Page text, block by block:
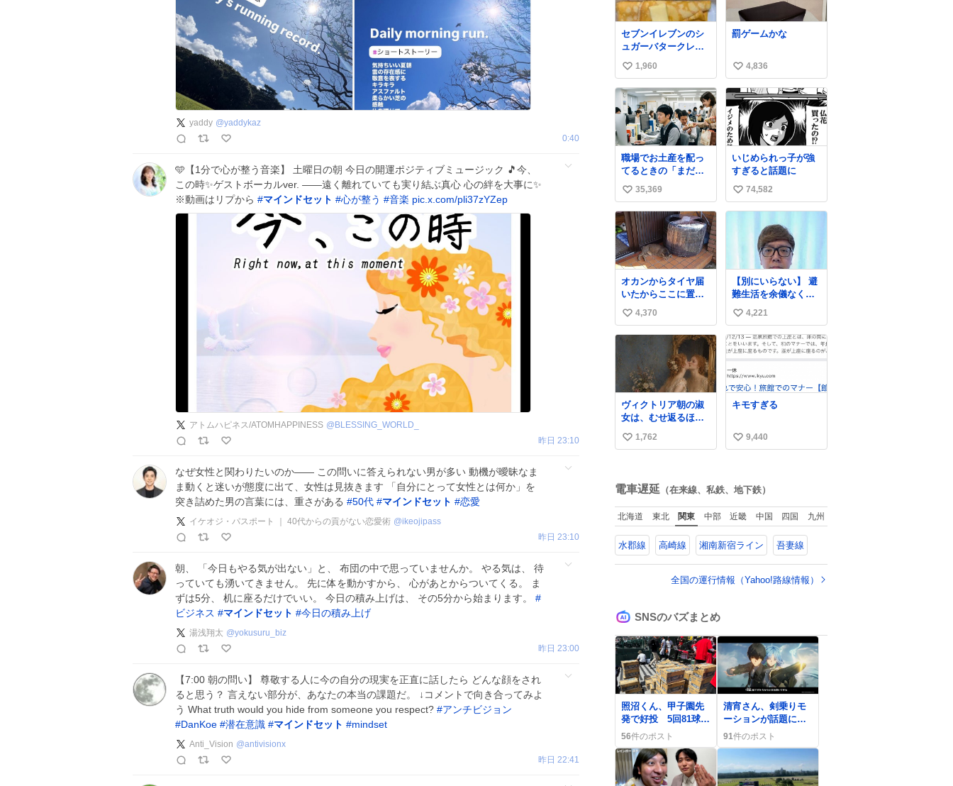
yaddy @yaddykaz
0:40
🩵【1分で心が整う音楽】 土曜日の朝 今日の開運ポジティブミュージック 🎵今、
この時✨ゲストボーカルver. ——遠く離れていても実り結ぶ真心 心の絆を大事に✨
※動画はリプから #マインドセット #心が整う #音楽 pic.x.com/pli37zYZep
アトムハピネス/ATOMHAPPINESS @ BLESSING_WORLD_
昨日 23:10
なぜ女性と関わりたいのか—— この問いに答えられない男が多い 動機が曖昧なま
ま動くと迷いが態度に出て、女性は見抜きます 「自分にとって女性とは何か」を
突き詰めた男の言葉には、重さがある #50代 #マインドセット #恋愛
イケオジ・パスポート ｜ 40代からの貢がない恋愛術 @ikeojipass
昨日 23:10
朝、 「今日もやる気が出ない」と、 布団の中で思っていませんか。 やる気は、 待
っていても湧いてきません。 先に体を動かすから、 心があとからついてくる。 ま
ずは5分、 机に座るだけでいい。 今日の積み上げは、 その5分から始まります。 #
ビジネス #マインドセット #今日の積み上げ
湯浅翔太 @yokusuru_biz
昨日 23:00
【7:00 朝の問い】 尊敬する人に今の自分の現実を正直に話したら どんな顔をされ
ると思う？ 言えない部分が、あなたの本当の課題だ。 ↓コメントで向き合ってみよ
う What truth would you hide from someone you respect? #アンチビジョン
#DanKoe #潜在意識 #マインドセット #mindset
Anti_Vision @antivisionx
昨日 22:41
セブンイレブンのシ
ュガーバタークレー
プとえんがわの寿司
を探している人へ！
シュガーバタークレ
ープは目黒、品川、
蒲田、渋谷、川崎、
横浜、鶴見、九州の
一部エリア限定商品
で8月5日に発注が終
了したため店舗に置
いてあるところ少な
いですが見つけたら
即買いです🤩❣️
い
い
ね
数
1,960
罰ゲームかな
い
い
ね
数
4,836
職場でお土産を配っ
てるときの「まだ気
づいてませんよ」的
な演技が毎回シンド
い。
い
い
ね
数
35,369
いじめられっ子が強
すぎると話題に
い
い
74,582
オカンからタイヤ届
いたからここに置い
といたって写真送ら
れてきたけど明らか
に猫が邪魔くさそう
な顔してて草
い
い
数
4,370
【別にいらない】 避
難生活を余儀なくさ
れている子どもたち
のためにヒカキンボ
ックス1000個を寄付
させていただきまし
い
い
ね
4,221
ヴィクトリア朝の淑
女は、むせ返るほど
大量の香水を身につ
けるものではないと
手入れと同じくら
い、ヴィクトリア朝
の女性達の美容習慣
に欠かせないものだ
った。 当時の香水
は、現在私たちが知
る香水よりも単純な
は薔薇、菫、ベルガ
い
数
1,762
キモすぎる
い
数
9,440
電車遅延 （在来線、私鉄、地下鉄）
北海道 東北 関東 中部 近畿 中国 四国 九州
水郡線 高崎線 湘南新宿ライン 吾妻線
全国の運行情報（Yahoo!路線情報）
SNSのバズまとめ
照沼くん、甲子園先
発で好投 5回81球無
失点、スライダー三
振で歓声沸く
56件のポスト
清宵さん、剣乗りモ
ーションが話題に
「かっこいい」ファ
ン熱狂
91件のポスト